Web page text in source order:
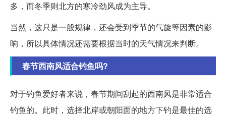
多，而冬季则北方的寒冷劲风成为主导。
当然，这只是一般规律，还会受到季节的气旋等因素的影
响，所以具体情况还需要根据当时的天气情况来判断。
春节西南风适合钓鱼吗?
对于钓鱼爱好者来说，春节期间刮起的西南风是非常适合
钓鱼的。此时，选择北岸或朝阳面的地方下钓是最佳的选